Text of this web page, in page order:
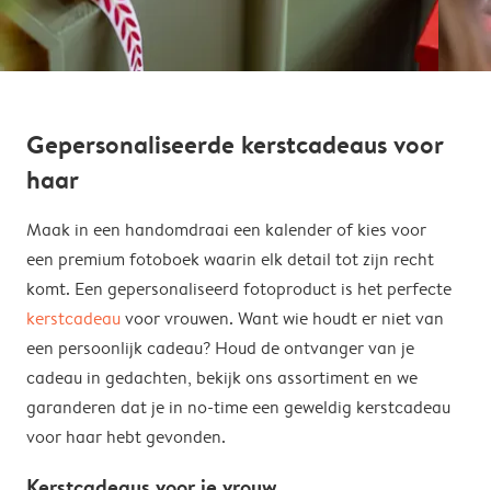
Gepersonaliseerde kerstcadeaus voor
haar
Maak in een handomdraai een kalender of kies voor
een premium fotoboek waarin elk detail tot zijn recht
komt. Een gepersonaliseerd fotoproduct is het perfecte
kerstcadeauvoor vrouwen. Want wie houdt er niet van
een persoonlijk cadeau? Houd de ontvanger van je
cadeau in gedachten, bekijk ons assortiment en we
garanderen dat je in no-time een geweldig kerstcadeau
voor haar hebt gevonden.